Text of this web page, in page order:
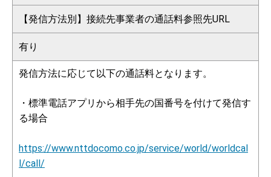
【発信方法別】接続先事業者の通話料参照先URL
有り
発信方法に応じて以下の通話料となります。
・標準電話アプリから相手先の国番号を付けて発信す
る場合
https://www.nttdocomo.co.jp/service/world/worldcal
l/call/